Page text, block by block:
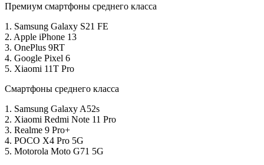
Премиум смартфоны среднего класса
1. Samsung Galaxy S21 FE
2. Apple iPhone 13
3. OnePlus 9RT
4. Google Pixel 6
5. Xiaomi 11T Pro
Смартфоны среднего класса
1. Samsung Galaxy A52s
2. Xiaomi Redmi Note 11 Pro
3. Realme 9 Pro+
4. POCO X4 Pro 5G
5. Motorola Moto G71 5G